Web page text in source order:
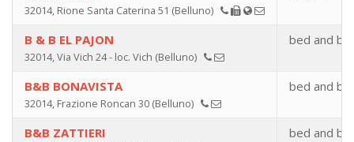
32014, Rione Santa Caterina 51 (Belluno)
B & B EL PAJON
32014, Via Vich 24 - loc. Vich (Belluno)
bed and
B&B BONAVISTA
32014, Frazione Roncan 30 (Belluno)
bed and
B&B ZATTIERI bed and